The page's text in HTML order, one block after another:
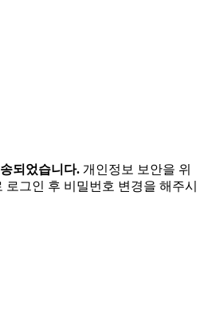
되었습니다. 개인정보 보안을 위
그인 후 비밀번호 변경을 해주시